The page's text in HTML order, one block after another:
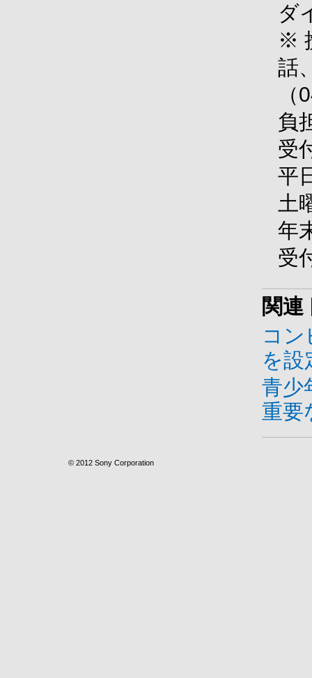
ダ
※
話
負
受
平
土
年
受
関連
コ
を設
青少
重要
© 2012 Sony Corporation